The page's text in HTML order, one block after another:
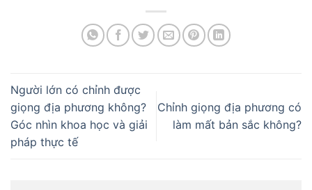
Người lớn có chỉnh được
giọng địa phương không?
Góc nhìn khoa học và giải
pháp thực tế
Chỉnh giọng địa phương có
làm mất bản sắc không?